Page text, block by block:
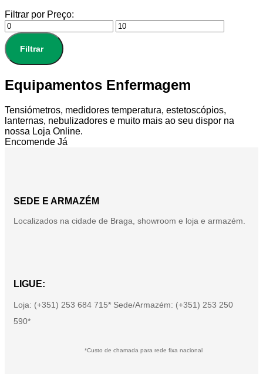
Filtrar por Preço:
Filtrar
Equipamentos Enfermagem
Tensiómetros, medidores temperatura, estetoscópios,
lanternas, nebulizadores e muito mais ao seu dispor na
nossa Loja Online.
Encomende Já
SEDE E ARMAZÉM
Localizados na cidade de Braga, showroom e loja e armazém.
LIGUE:
Loja: (+351) 253 684 715* Sede/Armazém: (+351) 253 250
590*
*Custo de chamada para rede fixa nacional